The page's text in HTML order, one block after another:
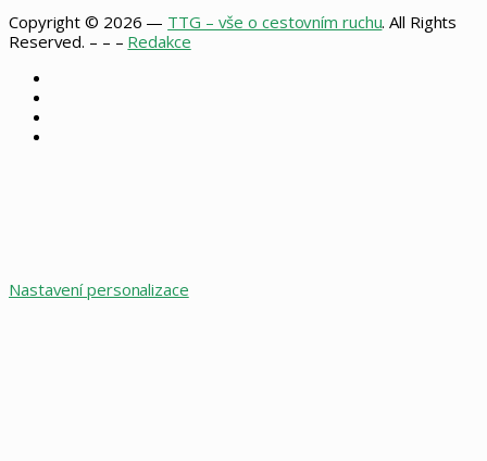
Copyright © 2026 — TTG – vše o cestovním ruchu. All Rights
Reserved. – – – Redakce
Nastavení personalizace